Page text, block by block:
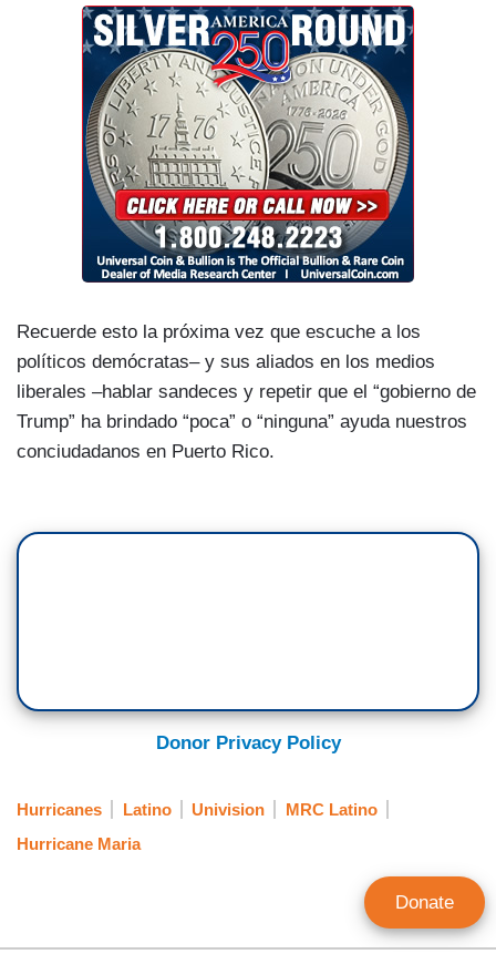
Recuerde esto la próxima vez que escuche a los
políticos demócratas– y sus aliados en los medios
liberales –hablar sandeces y repetir que el “gobierno de
Trump” ha brindado “poca” o “ninguna” ayuda nuestros
conciudadanos en Puerto Rico.
Donor Privacy Policy
Hurricanes Latino Univision
MRC Latino
Hurricane Maria
Donate